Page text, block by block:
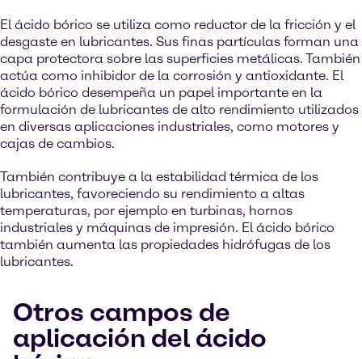
El ácido bórico se utiliza como reductor de la fricción y el
desgaste en lubricantes. Sus finas partículas forman una
capa protectora sobre las superficies metálicas. También
actúa como inhibidor de la corrosión y antioxidante. El
ácido bórico desempeña un papel importante en la
formulación de lubricantes de alto rendimiento utilizados
en diversas aplicaciones industriales, como motores y
cajas de cambios.
También contribuye a la estabilidad térmica de los
lubricantes, favoreciendo su rendimiento a altas
temperaturas, por ejemplo en turbinas, hornos
industriales y máquinas de impresión. El ácido bórico
también aumenta las propiedades hidrófugas de los
lubricantes.
Otros campos de
aplicación del ácido